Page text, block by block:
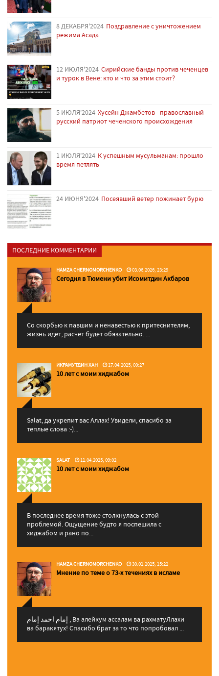
8 ДЕКАБРЯ'2024 Поздравление с уничтожением
режима Асада
12 ИЮЛЯ'2024 Сирийские банды против чеченцев
и турок в Вене: кто и что за этим стоит?
5 ИЮЛЯ'2024 Хусейн Джамбетов - православный
русский патриот чеченского происхождения
1 ИЮЛЯ'2024 К успешным мусульманам: прошло
время петлять
24 ИЮНЯ'2024 Посеявший ветер пожинает бурю
ПОСЛЕДНИЕ КОММЕНТАРИИ
HAMZA CHERNOMORCHENKO 03.06.2026, 23:29
Сегодня в Тюмени убит Исомитдин Акбаров
Со скорбью к павшим и ненавестью к притеснителям,
жизнь идет, расчет будет обязательно. ...
ИКРАМУТДИН ХАН 17.04.2025, 00:27
10 лет с моим хиджабом
Salat, да укрепит вас Аллаx! Увидели, спасибо за
теплые слова :-)...
SALAT 11.04.2025, 09:02
10 лет с моим хиджабом
В последнее время тоже столкнулась с этой
проблемой. Ощущение будто я поспешила с
хиджабом и рано по...
HAMZA CHERNOMORCHENKO 30.01.2025, 15:22
Мнение по теме о 73-х течениях в исламе
إمام احمد إمام , Ва алейкум ассалам ва рахматуЛлахи
ва баракятух! Спасибо брат за то что попробовал ...